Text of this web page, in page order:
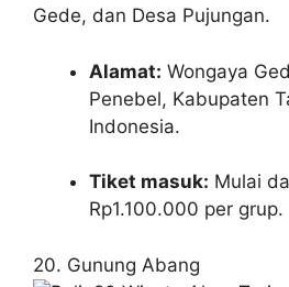
Gede, dan Desa Pujungan.
Alamat: Wongaya
Penebel, Kabupaten
Indonesia.
Tiket masuk: Mulai
Rp1.100.000 per grup.
20. Gunung Abang